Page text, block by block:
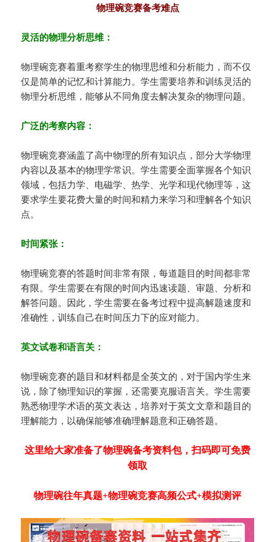
物理碗竞赛备考难点
灵活的物理分析思维：
物理碗竞赛着重考察学生的物理思维和分析能力，而不仅
仅是简单的记忆和计算能力。学生需要培养和训练灵活的
物理分析思维，能够从不同角度去解决复杂的物理问题。
广泛的考察内容：
物理碗竞赛涵盖了高中物理的所有知识点，部分大学物理
内容以及基本的物理学常识。学生需要全面掌握各个知识
领域，包括力学、电磁学、热学、光学和现代物理等，这
要求学生要花费大量的时间和精力来学习和理解各个知识
点。
时间紧张：
物理碗竞赛的答题时间非常有限，每道题目的时间都非常
有限。学生需要在有限的时间内迅速读题、审题、分析和
解答问题。因此，学生需要在备考过程中提高解题速度和
准确性，训练自己在时间压力下的应对能力。
英文试卷和语言关：
物理碗竞赛的题目和材料都是全英文的，对于国内学生来
说，除了物理知识的掌握，还需要克服语言关。学生需要
熟悉物理学术语的英文表达，培养对于英文文章和题目的
理解能力，以确保能够准确理解题意和正确答题。
这里给大家准备了物理碗备考资料包，扫码即可免费
领取
物理碗往年真题+物理碗竞赛高频公式+模拟测评